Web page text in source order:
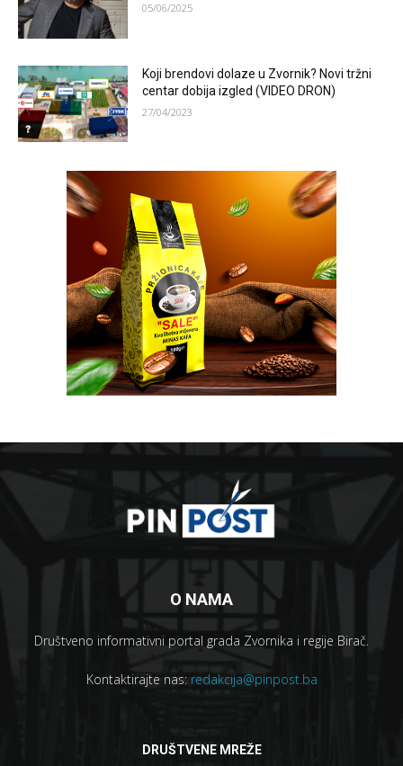
05/06/2025
Koji brendovi dolaze u Zvornik? Novi tržni
centar dobija izgled (VIDEO DRON)
27/04/2023
O NAMA
Društveno informativni portal grada Zvornika i regije Birač.
Kontaktirajte nas: redakcija@pinpost.ba
DRUŠTVENE MREŽE